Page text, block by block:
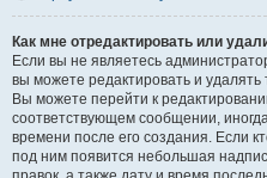
Как мне отредактировать или
Если вы не являетесь
вы можете редактировать и
Вы можете перейти к
соответствующем сообщении,
времени после его создания. Если
под ним появится небольшая